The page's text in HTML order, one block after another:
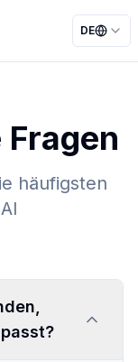
DE
häufigsten